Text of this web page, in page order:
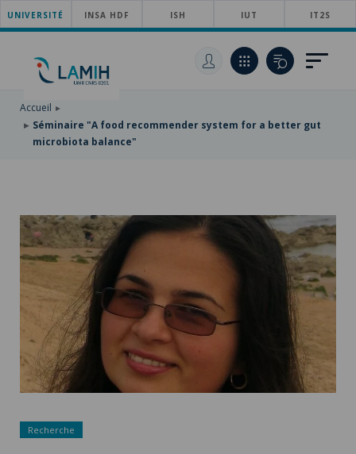
ACCÉDER
AU
PRINCIPAL
ALLER
CONTENU
PRINCIPAL
ACCÉDER
RECHERCHE
UNIVERSITÉ INSA HDF ISH IUT IT2S
Accueil
Séminaire "A food recommender system for a better gut
microbiota balance"
Recherche